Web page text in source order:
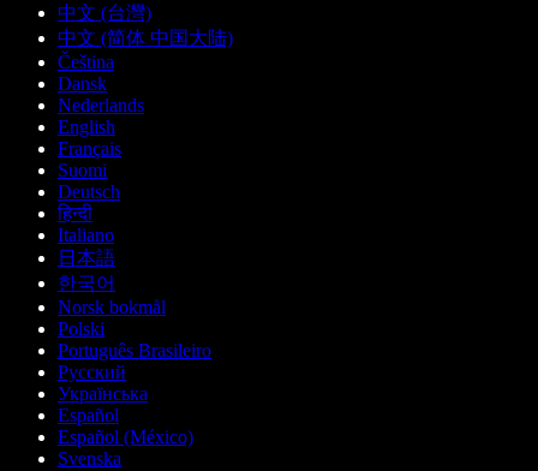
中文 (台灣)
中文 (简体 中国大陆)
Čeština
Dansk
Nederlands
English
Français
Suomi
Deutsch
हिन्दी
Italiano
日本語
한국어
Norsk bokmål
Polski
Português Brasileiro
Русский
Українська
Español
Español (México)
Svenska